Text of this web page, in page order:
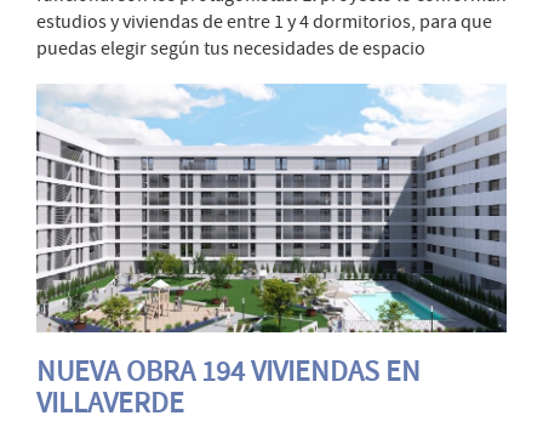
estudios y viviendas de entre 1 y 4 dormitorios, para que
puedas elegir según tus necesidades de espacio
NUEVA OBRA 194 VIVIENDAS EN
VILLAVERDE